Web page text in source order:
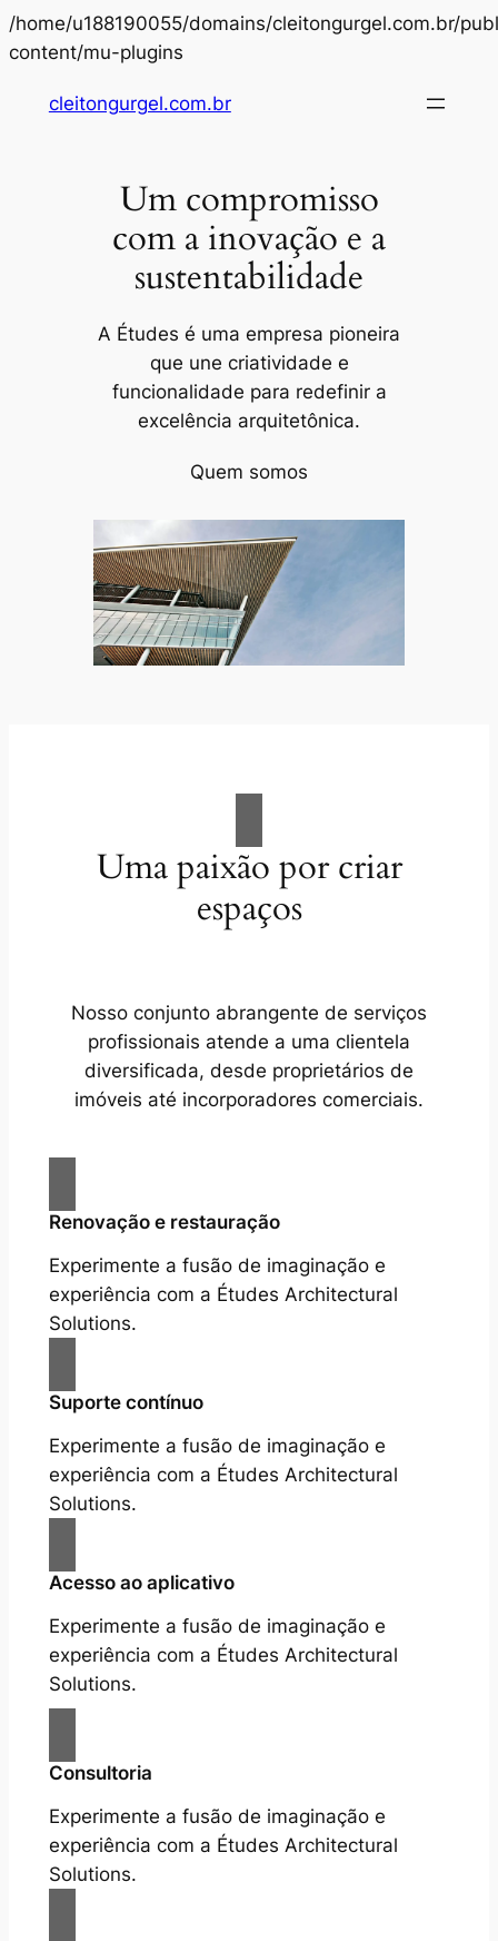
/home/u188190055/domains/cleitongurgel.com.br/
content/mu-plugins
o
cleitongurgel.com.br
Um compromisso
com a inovação e a
sustentabilidade
A Études é uma empresa pioneira
que une criatividade e
funcionalidade para redefinir a
excelência arquitetônica.
Quem somos
Uma paixão por criar
espaços
Nosso conjunto abrangente de serviços
profissionais atende a uma clientela
diversificada, desde proprietários de
imóveis até incorporadores comerciais.
Renovação e restauração
Experimente a fusão de imaginação e
experiência com a Études Architectural
Solutions.
Suporte contínuo
Experimente a fusão de imaginação e
experiência com a Études Architectural
Solutions.
Acesso ao aplicativo
Experimente a fusão de imaginação e
experiência com a Études Architectural
Solutions.
Consultoria
Experimente a fusão de imaginação e
experiência com a Études Architectural
Solutions.